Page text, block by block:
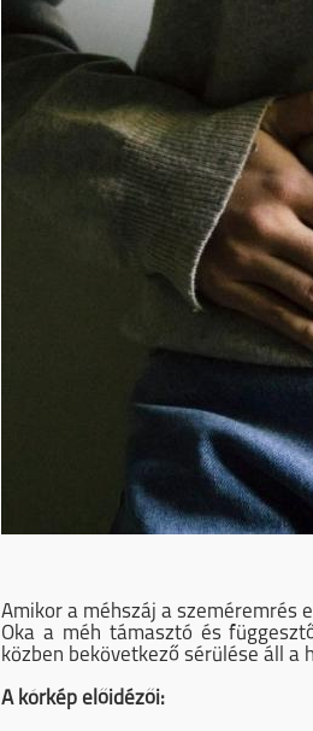
Amikor a méhszáj a szeméremrés
Oka a méh támasztó és
közben bekövetkező sérülése áll a
A kórkép előidézői: